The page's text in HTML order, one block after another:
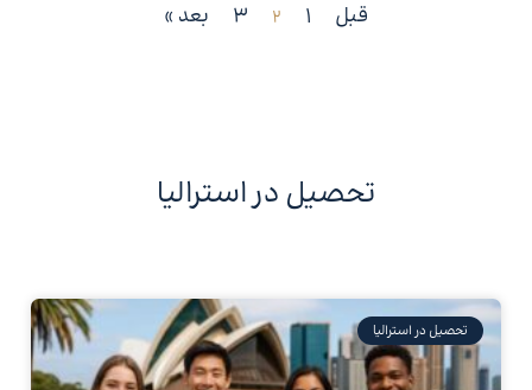
قبل 1
2
3 بعد »
تحصیل در استرالیا
تحصیل در استرالیا